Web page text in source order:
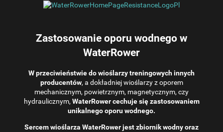
Zastosowanie oporu wodnego w
WaterRower
W przeciwieństwie do wioślarzy treningowych innych
producentów, a dokładniej wioślarzy z oporem
mechanicznym, powietrznym, magnetycznym, czy
hydraulicznym, WaterRower cechuje się zastosowaniem
unikalnego oporu wodnego.
Sercem wioślarza WaterRower jest zbiornik wodny oraz